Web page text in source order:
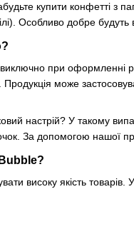
купити конфетті з
Особливо добре
при оформленні
може
настрій? У такому
За допомогою нашої
високу якість товарів.